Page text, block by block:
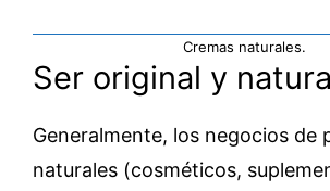
Cremas naturales.
Ser original y
Generalmente, los negocios de
naturales (cosméticos,